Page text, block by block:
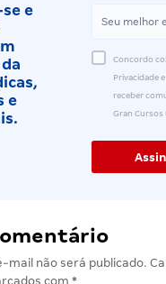
e
e
Concordo
Privacidade
receber
Gran Cursos
mail não será publicado.
com *